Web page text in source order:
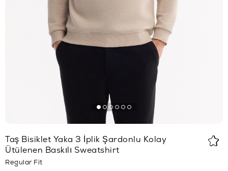
Taş Bisiklet Yaka 3 İplik Şardonlu Kolay
Ütülenen Baskılı Sweatshirt
Regular Fit